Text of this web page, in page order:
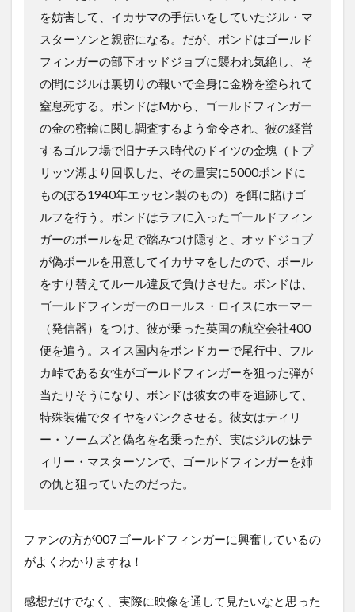
を妨害して、イカサマの手伝いをしていたジル・マ
スターソンと親密になる。だが、ボンドはゴールド
フィンガーの部下オッドジョブに襲われ気絶し、そ
の間にジルは裏切りの報いで全身に金粉を塗られて
窒息死する。ボンドはMから、ゴールドフィンガー
の金の密輸に関し調査するよう命令され、彼の経営
するゴルフ場で旧ナチス時代のドイツの金塊（トプ
リッツ湖より回収した、その量実に5000ポンドに
ものぼる1940年エッセン製のもの）を餌に賭けゴ
ルフを行う。ボンドはラフに入ったゴールドフィン
ガーのボールを足で踏みつけ隠すと、オッドジョブ
が偽ボールを用意してイカサマをしたので、ボール
をすり替えてルール違反で負けさせた。ボンドは、
ゴールドフィンガーのロールス・ロイスにホーマー
（発信器）をつけ、彼が乗った英国の航空会社400
便を追う。スイス国内をボンドカーで尾行中、フル
カ峠である女性がゴールドフィンガーを狙った弾が
当たりそうになり、ボンドは彼女の車を追跡して、
特殊装備でタイヤをパンクさせる。彼女はティリ
ー・ソームズと偽名を名乗ったが、実はジルの妹テ
ィリー・マスターソンで、ゴールドフィンガーを姉
の仇と狙っていたのだった。
ファンの方が007 ゴールドフィンガーに興奮しているの
がよくわかりますね！
感想だけでなく、実際に映像を通して見たいなと思った